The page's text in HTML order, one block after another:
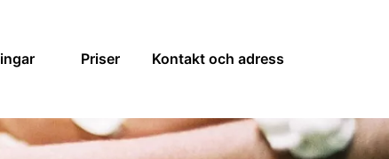
Priser Kontakt och adress